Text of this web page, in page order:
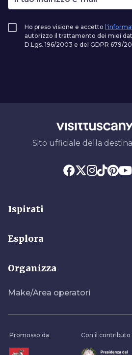
Ho preso visione e accetto
autorizzo il trattamento dei miei
D.Lgs. 196/2003 e del GDPR 679/
Sito ufficiale della
Ispirati
Esplora
Organizza
Make/Area operatori
Promosso da Con il contributo